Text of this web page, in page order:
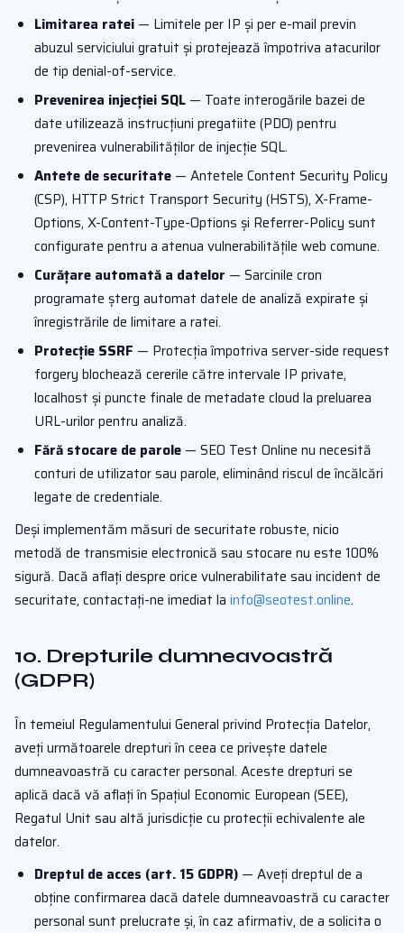
Limitarea ratei — Limitele per IP și per e-mail previn
abuzul serviciului gratuit și protejează împotriva atacurilor
de tip denial-of-service.
Prevenirea injecției SQL — Toate interogările bazei de
date utilizează instrucțiuni pregatiite (PDO) pentru
prevenirea vulnerabilităților de injecție SQL.
Antete de securitate — Antetele Content Security Policy
(CSP), HTTP Strict Transport Security (HSTS), X-Frame-
Options, X-Content-Type-Options și Referrer-Policy sunt
configurate pentru a atenua vulnerabilitățile web comune.
Curățare automată a datelor — Sarcinile cron
programate șterg automat datele de analiză expirate și
înregistrările de limitare a ratei.
Protecție SSRF — Protecția împotriva server-side request
forgery blochează cererile către intervale IP private,
localhost și puncte finale de metadate cloud la preluarea
URL-urilor pentru analiză.
Fără stocare de parole — SEO Test Online nu necesită
conturi de utilizator sau parole, eliminând riscul de încălcări
legate de credentiale.
Deși implementăm măsuri de securitate robuste, nicio
metodă de transmisie electronică sau stocare nu este 100%
sigură. Dacă aflați despre orice vulnerabilitate sau incident de
securitate, contactați-ne imediat la info@seotest.online.
10. Drepturile dumneavoastră
(GDPR)
În temeiul Regulamentului General privind Protecția Datelor,
aveți următoarele drepturi în ceea ce privește datele
dumneavoastră cu caracter personal. Aceste drepturi se
aplică dacă vă aflați în Spațiul Economic European (SEE),
Regatul Unit sau altă jurisdicție cu protecții echivalente ale
datelor.
Dreptul de acces (art. 15 GDPR) — Aveți dreptul de a
obține confirmarea dacă datele dumneavoastră cu caracter
personal sunt prelucrate și, în caz afirmativ, de a solicita o